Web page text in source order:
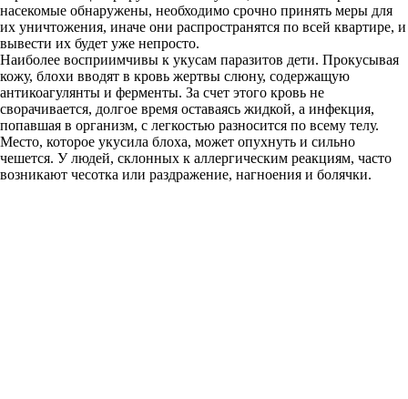
насекомые обнаружены, необходимо срочно принять меры для
их уничтожения, иначе они распространятся по всей квартире, и
вывести их будет уже непросто.
Наиболее восприимчивы к укусам паразитов дети. Прокусывая
кожу, блохи вводят в кровь жертвы слюну, содержащую
антикоагулянты и ферменты. За счет этого кровь не
сворачивается, долгое время оставаясь жидкой, а инфекция,
попавшая в организм, с легкостью разносится по всему телу.
Место, которое укусила блоха, может опухнуть и сильно
чешется. У людей, склонных к аллергическим реакциям, часто
возникают чесотка или раздражение, нагноения и болячки.